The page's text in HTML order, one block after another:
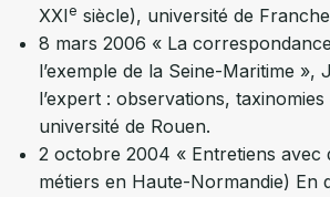
XXIe siècle), université de
8 mars 2006 « La
l’exemple de la Seine-Maritime
l’expert : observations,
université de Rouen.
2 octobre 2004 « Entretiens avec
métiers en Haute-Normandie) En